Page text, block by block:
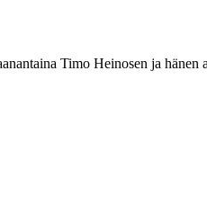
Timo Heinosen ja